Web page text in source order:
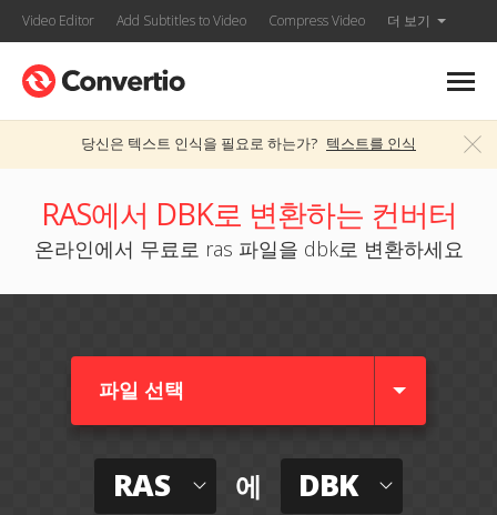
Video Editor Add Subtitles to Video Compress Video 더 보기
당신은 텍스트 인식을 필요로 하는가? 텍스트를 인식
RAS에서 DBK로 변환하는 컨버터
온라인에서 무료로 ras 파일을 dbk로 변환하세요
파일 선택
RAS 에 DBK